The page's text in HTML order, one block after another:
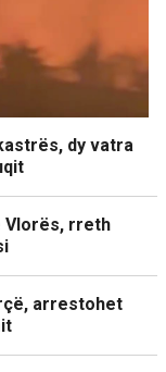
dy vatra
Vlorës, rreth
arrestohet